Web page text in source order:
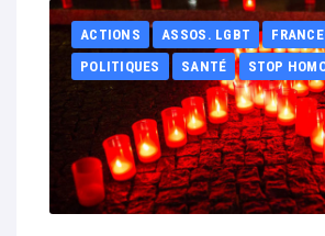
ACTIONS ASSOS. LGBT
FRANCE
POLITIQUES
SANTÉ STOP